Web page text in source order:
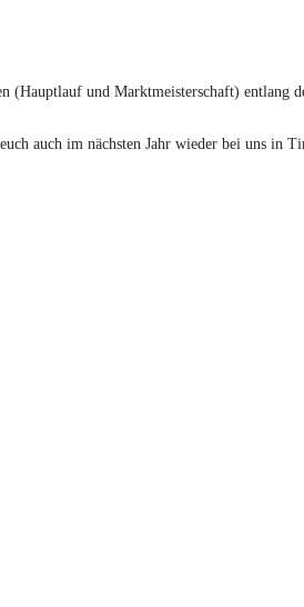
(Hauptlauf und Marktmeisterschaft)
auch im nächsten Jahr wieder bei uns in